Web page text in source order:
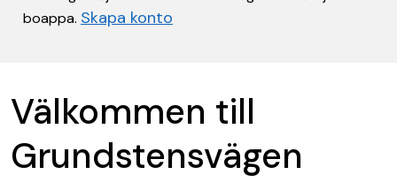
boappa. Skapa konto
Välkommen till
Grundstensvägen